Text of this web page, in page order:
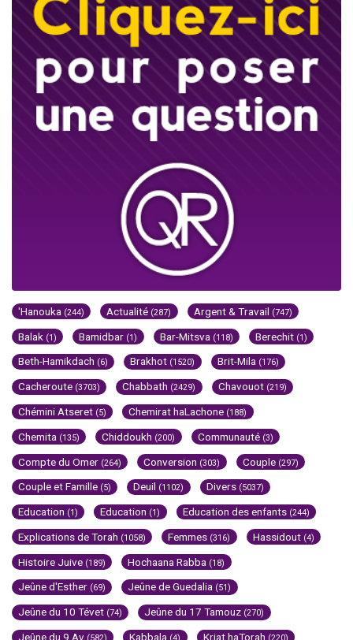
'Hanouka (244) Actualité (287) Argent & Travail (747)
Balak (1) Bamidbar (1) Bar-Mitsva (118) Berechit (1)
Beth-Hamikdach (6) Brakhot (1520) Brit-Mila (176)
Cacheroute (3703) Chabbath (2429) Chavouot (219)
Chémini Atseret (5) Chemirat haLachone (188)
Chemita (135) Chiddoukh (200) Communauté (3)
Compte du Omer (264) Conversion (303) Couple (297)
Couple et Famille (5) Deuil (1102) Divers (5037)
Education (1) Education (1) Education des enfants (244)
Explications de Torah (1058) Femmes (316) Hassidout (4)
Histoire Juive (189) Hochaana Rabba (18)
Jeûne d'Esther (69) Jeûne de Guedalia (51)
Jeûne du 10 Tévet (74) Jeûne du 17 Tamouz (270)
Jeûne du 9 Av Kabbala Kriat haTorah